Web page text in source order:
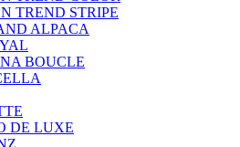
TREND STRIPE
ALPACA
BOUCLE
DE LUXE